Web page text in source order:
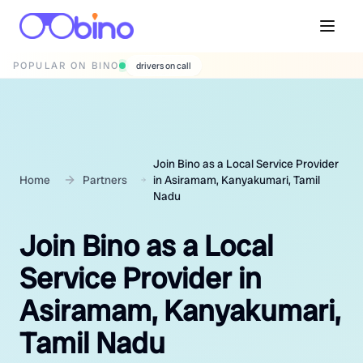
POPULAR ON BINO wedding photographers
Home Partners
Join Bino as a Local Service Provider
in Asiramam, Kanyakumari, Tamil
Nadu
Join Bino as a Local
Service Provider in
Asiramam, Kanyakumari,
Tamil Nadu